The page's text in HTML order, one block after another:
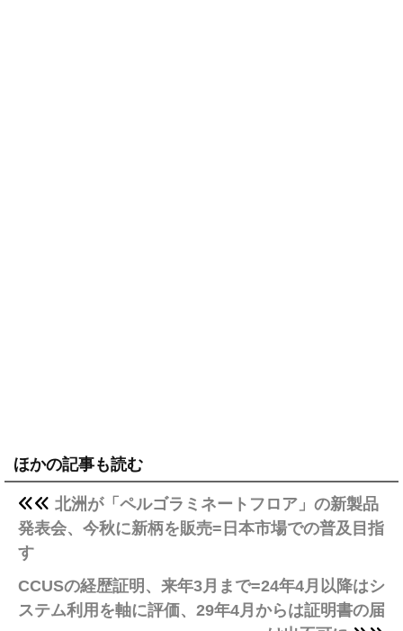
ほかの記事も読む
北洲が「ペルゴラミネートフロア」の新製品
発表会、今秋に新柄を販売=日本市場での普及目指
す
CCUSの経歴証明、来年3月まで=24年4月以降はシ
ステム利用を軸に評価、29年4月からは証明書の届